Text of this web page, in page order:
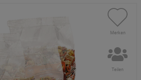
Merken
Teilen